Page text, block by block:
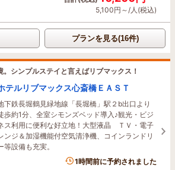
5,100円～/人(税込)
プランを見る(16件)
シンプルステイと言えばリブマックス！
テルリブマックス心斎橋ＥＡＳＴ
下鉄長堀鶴見緑地線「長堀橋」駅２b出口より
歩約1分、全室シモンズベッド導入♪観光・ビジ
ス利用に便利な好立地！大型液晶 ＴＶ・電子
ンジ＆加湿機能付空気清浄機、コインランドリ
等設備も充実。
1時間前に予約されました